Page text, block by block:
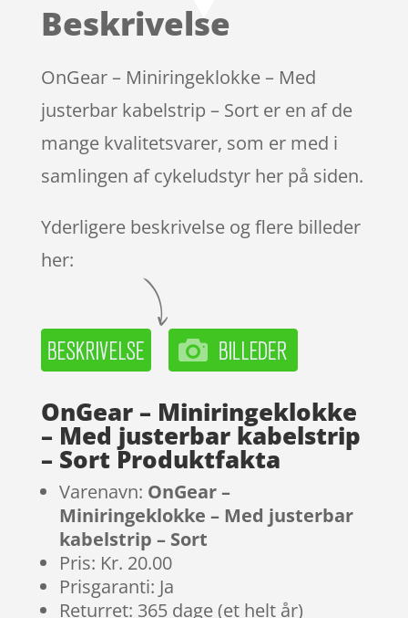
på
mmelser
Beskrivelse
OnGear – Miniringeklokke – Med
justerbar kabelstrip – Sort er en af de
mange kvalitetsvarer, som er med i
samlingen af cykeludstyr her på siden.
Yderligere beskrivelse og flere billeder
her:
OnGear – Miniringeklokke
– Med justerbar kabelstrip
– Sort Produktfakta
Varenavn: OnGear –
Miniringeklokke – Med justerbar
kabelstrip – Sort
Pris: Kr. 20.00
Prisgaranti: Ja
Returret: 365 dage (et helt år)